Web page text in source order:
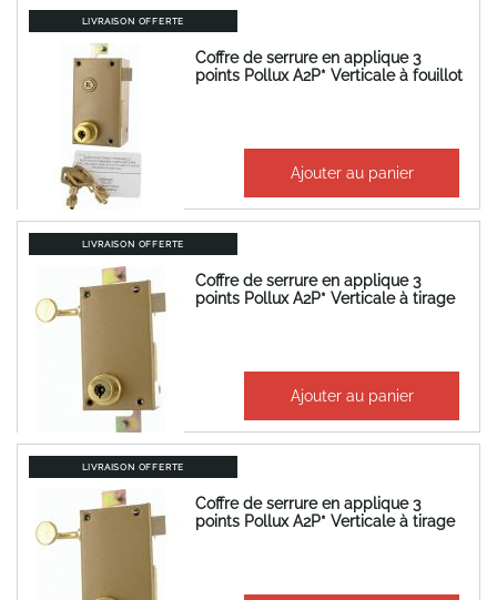
LIVRAISON OFFERTE
Coffre de serrure en applique 3
points Pollux A2P* Verticale à fouillot
967,49 €
806,24 € Ajouter au panier
LIVRAISON OFFERTE
Coffre de serrure en applique 3
points Pollux A2P* Verticale à tirage
905,57 €
754,64 € Ajouter au panier
LIVRAISON OFFERTE
Coffre de serrure en applique 3
points Pollux A2P* Verticale à tirage